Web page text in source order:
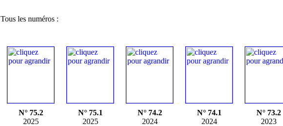
Tous les numéros :
N° 75.2
2025
N° 75.1
2025
N° 74.2
2024
N° 74.1
2024
N° 73.2
2023